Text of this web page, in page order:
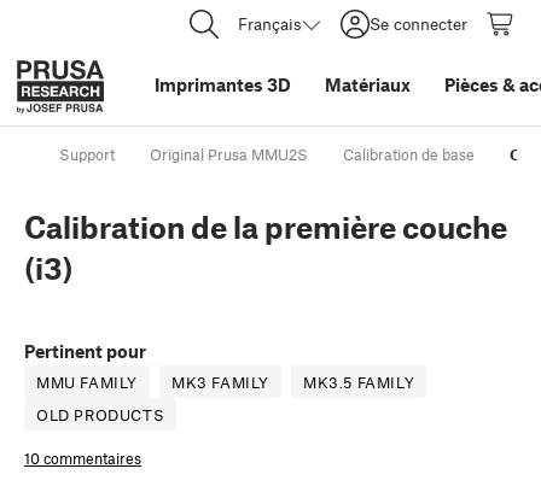
Français Se connecter
Imprimantes 3D Matériaux Pièces &
Support Original Prusa MMU2S Calibration de base
Calibration de la première couche
(i3)
Pertinent pour
MMU FAMILY MK3 FAMILY
MK3.5 FAMILY
OLD PRODUCTS
10 commentaires